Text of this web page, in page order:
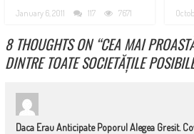
January 6, 2011 117 7671
8 THOUGHTS ON “CEA MAI
DINTRE TOATE SOCIETĂȚILE
Daca Erau Anticipate Poporul Alegea Gresit.